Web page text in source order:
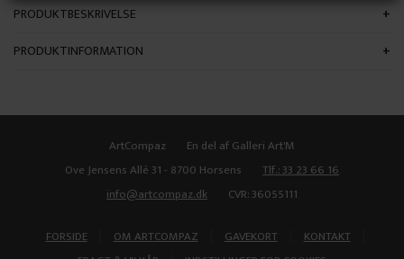
PRODUKTBESKRIVELSE
PRODUKTINFORMATION
ArtCompaz
En del af Galleri Art'M
Ove Jensens Allé 31 - 8700 Horsens
Tlf.: 33 23 66 16
info@artcompaz.dk
CVR: 36055111
FORSIDE OM ARTCOMPAZ GAVEKORT KONTAKT